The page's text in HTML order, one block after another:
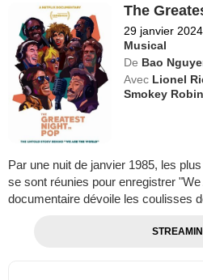
The
29 janvier 2024
Musical
De Bao
Avec Lionel
Smokey
Par une nuit de janvier 1985, les
se sont réunies pour enregistrer
documentaire dévoile les coulisses